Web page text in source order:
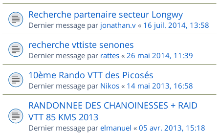
Recherche partenaire secteur Longwy
Dernier message par jonathan.v « 16 juil. 2014, 13:58
recherche vttiste senones
Dernier message par rattes « 26 mai 2014, 11:39
10ème Rando VTT des Picosés
Dernier message par Nikos « 14 mai 2013, 16:58
RANDONNEE DES CHANOINESSES + RAID
VTT 85 KMS 2013
Dernier message par elmanuel « 05 avr. 2013, 15:18